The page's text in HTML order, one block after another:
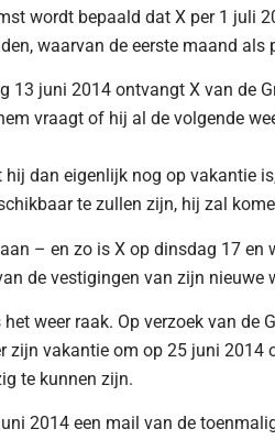
wordt bepaald dat X per 1 juli
waarvan de eerste maand als
13 juni 2014 ontvangt X van de
vraagt of hij al de volgende
dan eigenlijk nog op vakantie
te zullen zijn, hij zal
– en zo is X op dinsdag 17 en
de vestigingen van zijn nieuwe
weer raak. Op verzoek van de
zijn vakantie om op 25 juni 2014
te kunnen zijn.
2014 een mail van de